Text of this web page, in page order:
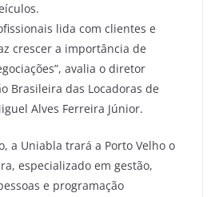
lida com clientes e
crescer a importância de
avalia o diretor
Brasileira das Locadoras de
Alves Ferreira Júnior.
a Uniabla trará a Porto Velho o
especializado em gestão,
e programação